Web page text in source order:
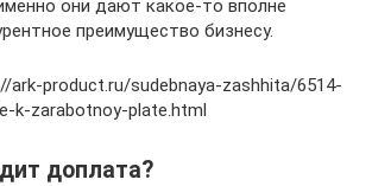
они дают какое-то вполне
преимущество бизнесу.
ark-product.ru/sudebnaya-zashhita/6514-
k-zarabotnoy-plate.html
доплата?